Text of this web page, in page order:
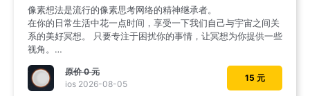
像素想法是流行的像素思考网络的精神继承者。
在你的日常生活中花一点时间，享受一下我们自己与宇宙之间关
系的美好冥想。 只要专注于困扰你的事情，让冥想为你提供一些
视角。
推荐使用耳机。
原价0 元
ios 2026-08-05
15 元